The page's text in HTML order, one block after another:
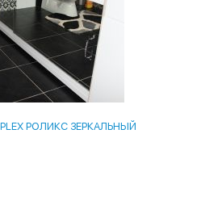
РОЛИКС ЗЕРКАЛЬНЫЙ